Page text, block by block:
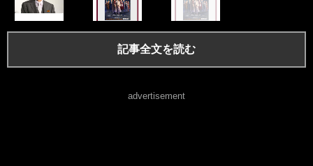
記事全文を読む
advertisement